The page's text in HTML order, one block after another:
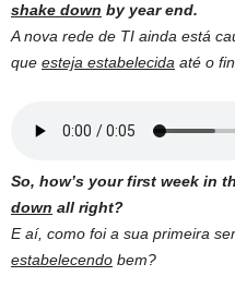
shake down by year end.
A nova rede de TI ainda está
que esteja estabelecida até o
So, how’s your first week in
down all right?
E aí, como foi a sua primeira
estabelecendo bem?